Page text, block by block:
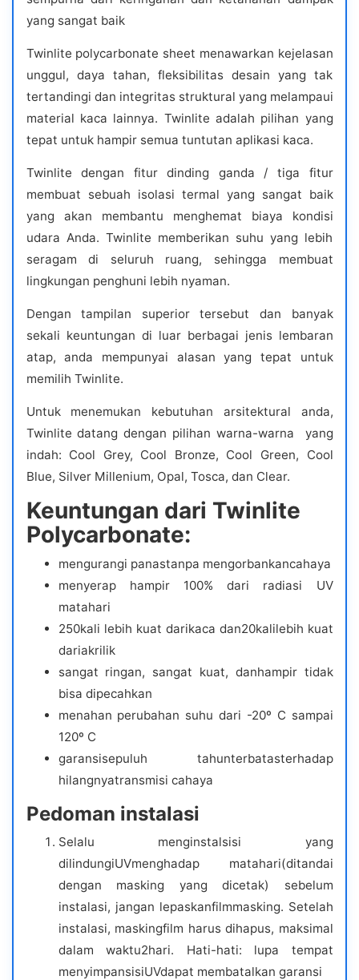
yang sangat baik
Twinlite polycarbonate sheet menawarkan kejelasan
unggul, daya tahan, fleksibilitas desain yang tak
tertandingi dan integritas struktural yang melampaui
material kaca lainnya. Twinlite adalah pilihan yang
tepat untuk hampir semua tuntutan aplikasi kaca.
Twinlite dengan fitur dinding ganda / tiga fitur
membuat sebuah isolasi termal yang sangat baik
yang akan membantu menghemat biaya kondisi
udara Anda. Twinlite memberikan suhu yang lebih
seragam di seluruh ruang, sehingga membuat
lingkungan penghuni lebih nyaman.
Dengan tampilan superior tersebut dan banyak
sekali keuntungan di luar berbagai jenis lembaran
atap, anda mempunyai alasan yang tepat untuk
memilih Twinlite.
Untuk menemukan kebutuhan arsitektural anda,
Twinlite datang dengan pilihan warna-warna yang
indah: Cool Grey, Cool Bronze, Cool Green, Cool
Blue, Silver Millenium, Opal, Tosca, dan Clear.
Keuntungan dari Twinlite
Polycarbonate:
mengurangi panastanpa mengorbankancahaya
menyerap hampir 100% dari radiasi UV
matahari
250kali lebih kuat darikaca dan20kalilebih kuat
dariakrilik
sangat ringan, sangat kuat, danhampir tidak
bisa dipecahkan
menahan perubahan suhu dari -20º C sampai
120º C
garansisepuluh tahunterbatasterhadap
hilangnyatransmisi cahaya
Pedoman instalasi
Selalu menginstalsisi yang
dilindungiUVmenghadap matahari(ditandai
dengan masking yang dicetak) sebelum
instalasi, jangan lepaskanfilmmasking. Setelah
instalasi, maskingfilm harus dihapus, maksimal
dalam waktu2hari. Hati-hati: lupa tempat
menyimpansisiUVdapat membatalkan garansi